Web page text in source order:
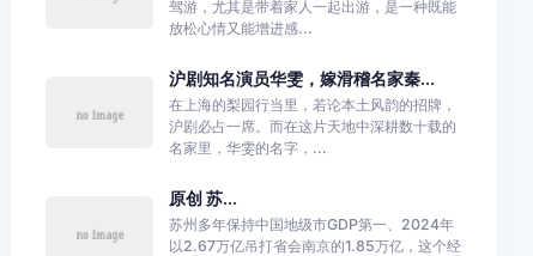
驾游，尤其是带着家人一起出游，是一种既能
放松心情又能增进感...
沪剧知名演员华雯，嫁滑稽名家秦...
在上海的梨园行当里，若论本土风韵的招牌，
沪剧必占一席。而在这片天地中深耕数十载的
名家里，华雯的名字，...
原创 苏...
苏州多年保持中国地级市GDP第一、2024年
以2.67万亿吊打省会南京的1.85万亿，这个经